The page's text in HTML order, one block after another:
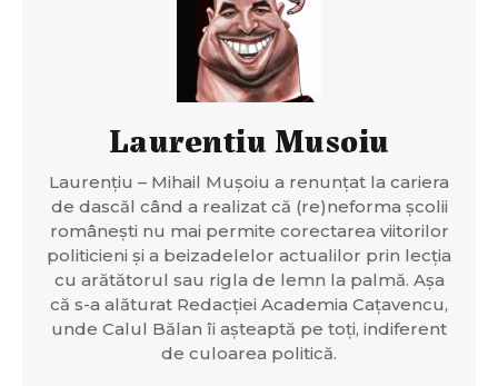
Laurentiu Musoiu
Laurențiu – Mihail Mușoiu a renunțat la cariera
de dascăl când a realizat că (re)neforma școlii
românești nu mai permite corectarea viitorilor
politicieni și a beizadelelor actualilor prin lecția
cu arătătorul sau rigla de lemn la palmă. Așa
că s-a alăturat Redacției Academia Cațavencu,
unde Calul Bălan îi așteaptă pe toți, indiferent
de culoarea politică.